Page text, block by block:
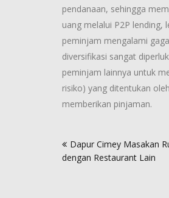
pendanaan, sehingga
uang melalui P2P lending,
peminjam mengalami
diversifikasi sangat
peminjam lainnya untuk
risiko) yang ditentukan
memberikan pinjaman.
navigation
Dapur Cimey Masakan
dengan Restaurant Lain